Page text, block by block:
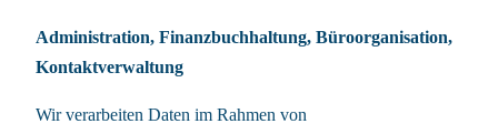
Administration, Finanzbuchhaltung, Büroorganisation,
Kontaktverwaltung
Wir verarbeiten Daten im Rahmen von